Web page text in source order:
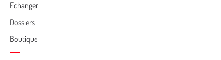
Echanger
Dossiers
Boutique